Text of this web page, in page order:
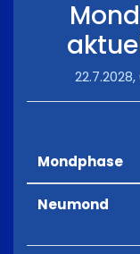
Mondphase
Neumond